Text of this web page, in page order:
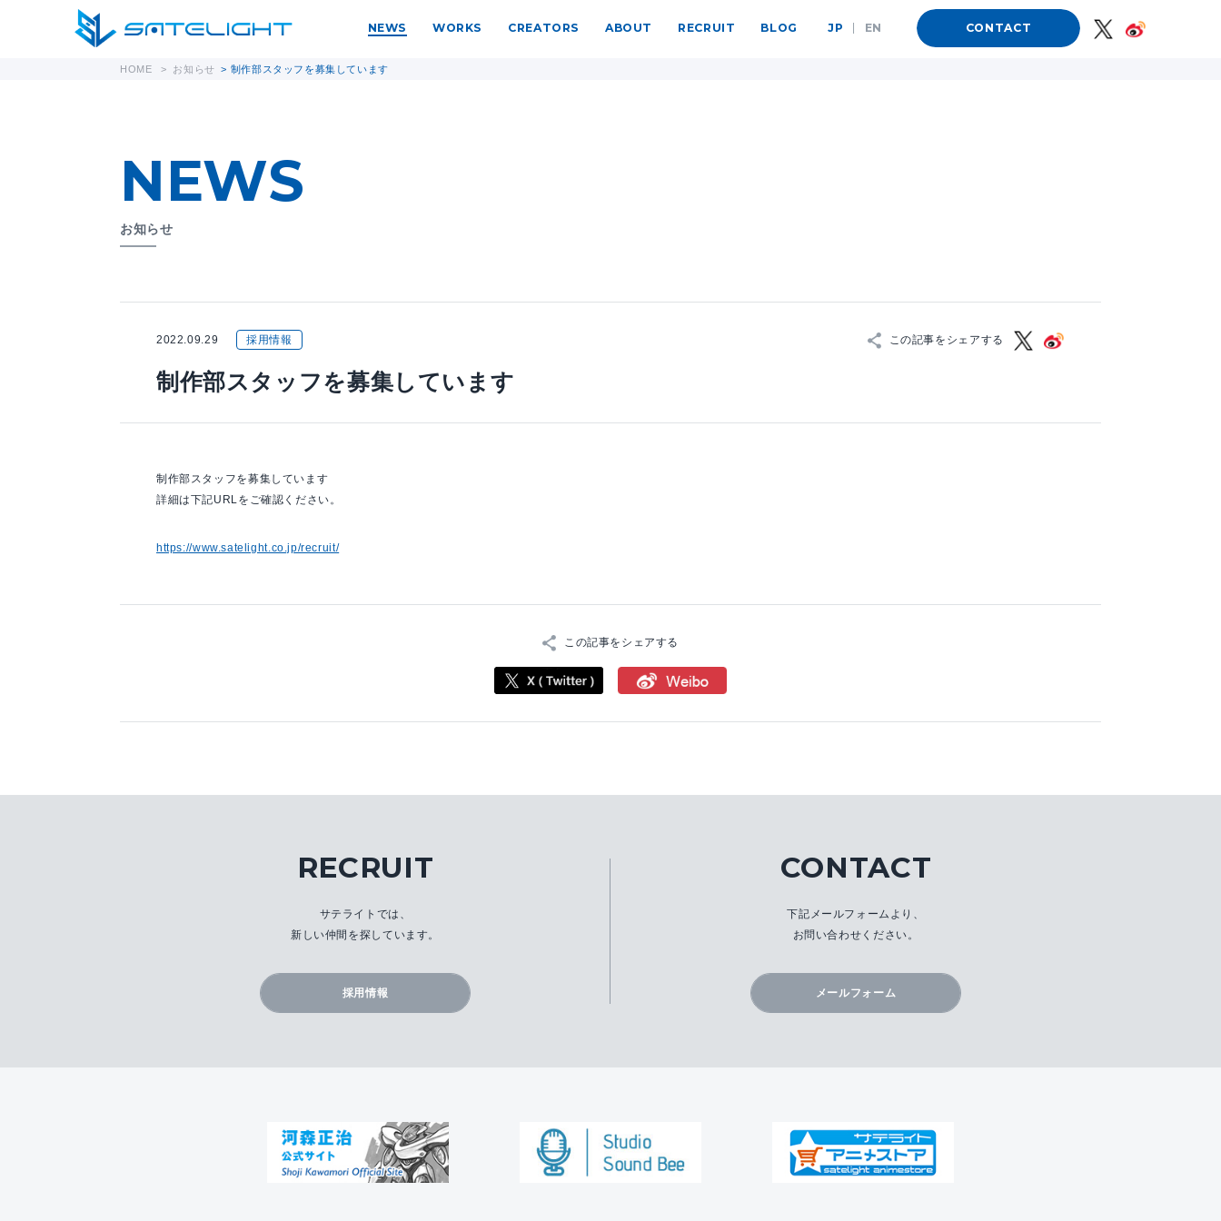
NEWS WORKS CREATORS ABOUT RECRUIT BLOG JP EN CONTACT
HOME > お知らせ > 制作部スタッフを募集しています
NEWS
お知らせ
2022.09.29 採用情報
制作部スタッフを募集しています
この記事をシェアする
制作部スタッフを募集しています
詳細は下記URLをご確認ください。
https://www.satelight.co.jp/recruit/
この記事をシェアする
RECRUIT
サテライトでは、
新しい仲間を探しています。
採用情報
CONTACT
下記メールフォームより、
お問い合わせください。
メールフォーム